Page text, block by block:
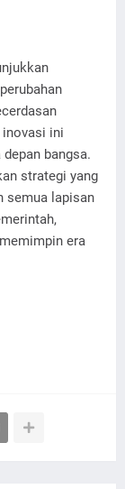
inovasi ini
bangsa.
strategi yang
semua lapisan
era